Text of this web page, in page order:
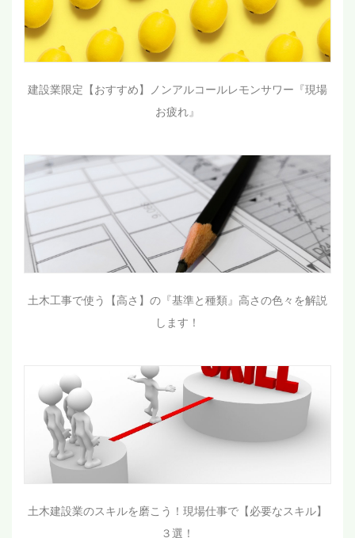
建設業限定【おすすめ】ノンアルコールレモンサワー『現場
お疲れ』
土木工事で使う【高さ】の『基準と種類』高さの色々を解説
します！
土木建設業のスキルを磨こう！現場仕事で【必要なスキル】
３選！